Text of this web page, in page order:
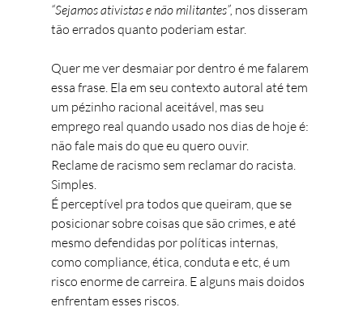
“Sejamos ativistas e não militantes”, nos disseram
tão errados quanto poderiam estar.
Quer me ver desmaiar por dentro é me falarem
essa frase. Ela em seu contexto autoral até tem
um pézinho racional aceitável, mas seu
emprego real quando usado nos dias de hoje é:
não fale mais do que eu quero ouvir.
Reclame de racismo sem reclamar do racista.
Simples.
É perceptível pra todos que queiram, que se
posicionar sobre coisas que são crimes, e até
mesmo defendidas por políticas internas,
como compliance, ética, conduta e etc, é um
risco enorme de carreira. E alguns mais doidos
enfrentam esses riscos.